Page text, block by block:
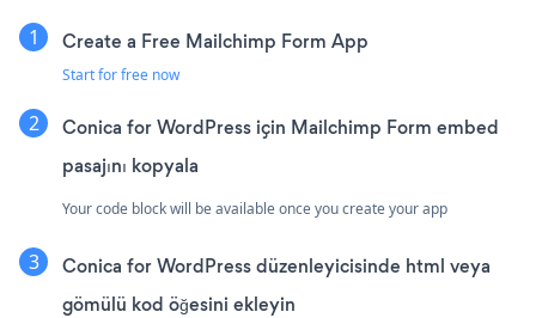
Create a Free Mailchimp Form App
Start for free now
Conica for WordPress için Mailchimp Form embed
pasajını kopyala
Your code block will be available once you create your app
Conica for WordPress düzenleyicisinde html veya
gömülü kod öğesini ekleyin